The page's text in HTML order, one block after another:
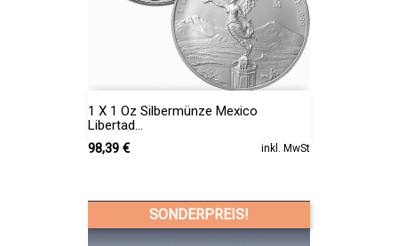
1 X 1 Oz Silbermünze Mexico
Libertad...
Preis
98,39 € inkl. MwSt
SONDERPREIS!